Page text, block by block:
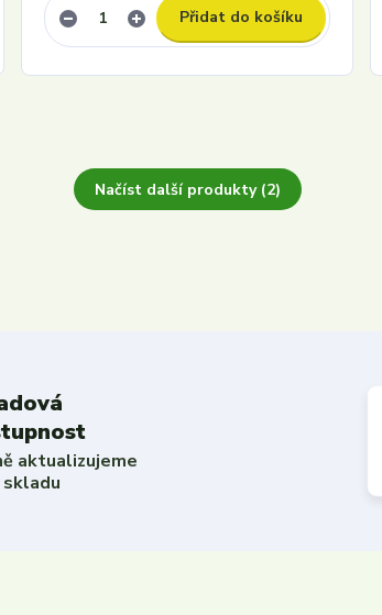
Přidat do košíku
Načíst další produkty (2)
aktualizujeme